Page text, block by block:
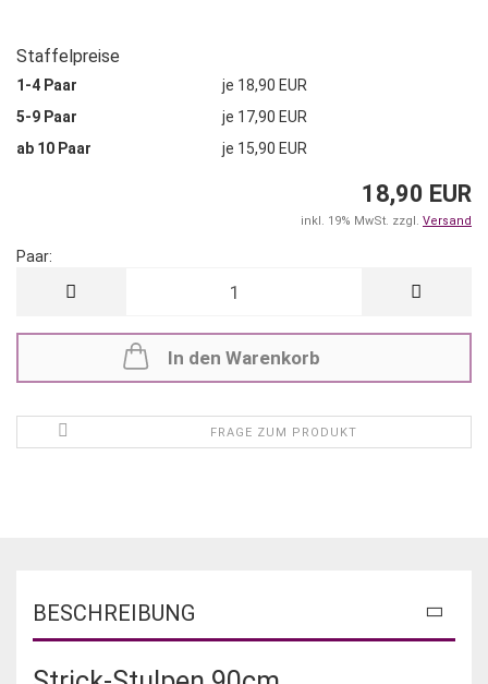
Staffelpreise
1-4 Paar
je 18,90 EUR
5-9 Paar
je 17,90 EUR
ab 10 Paar
je 15,90 EUR
18,90 EUR
inkl. 19% MwSt. zzgl. Versand
Paar:
In den Warenkorb
FRAGE ZUM PRODUKT
BESCHREIBUNG